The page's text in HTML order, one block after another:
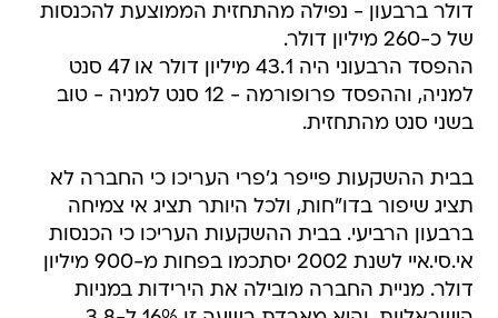
דולר ברבעון - נפילה מהתחזית הממוצעת להכנסות
של כ-260 מיליון דולר.
ההפסד הרבעוני היה 43.1 מיליון דולר או 47 סנט
למניה, וההפסד פרופורמה - 12 סנט למניה - טוב
בשני סנט מהתחזית.
בבית ההשקעות פייפר ג'פרי העריכו כי החברה לא
תציג שיפור בדו"חות, ולכל היותר תציג אי צמיחה
ברבעון הרביעי. בבית ההשקעות העריכו כי הכנסות
אי.סי.איי לשנת 2002 יסתכמו בפחות מ-900 מיליון
דולר. מניית החברה מובילה את הירידות במניות